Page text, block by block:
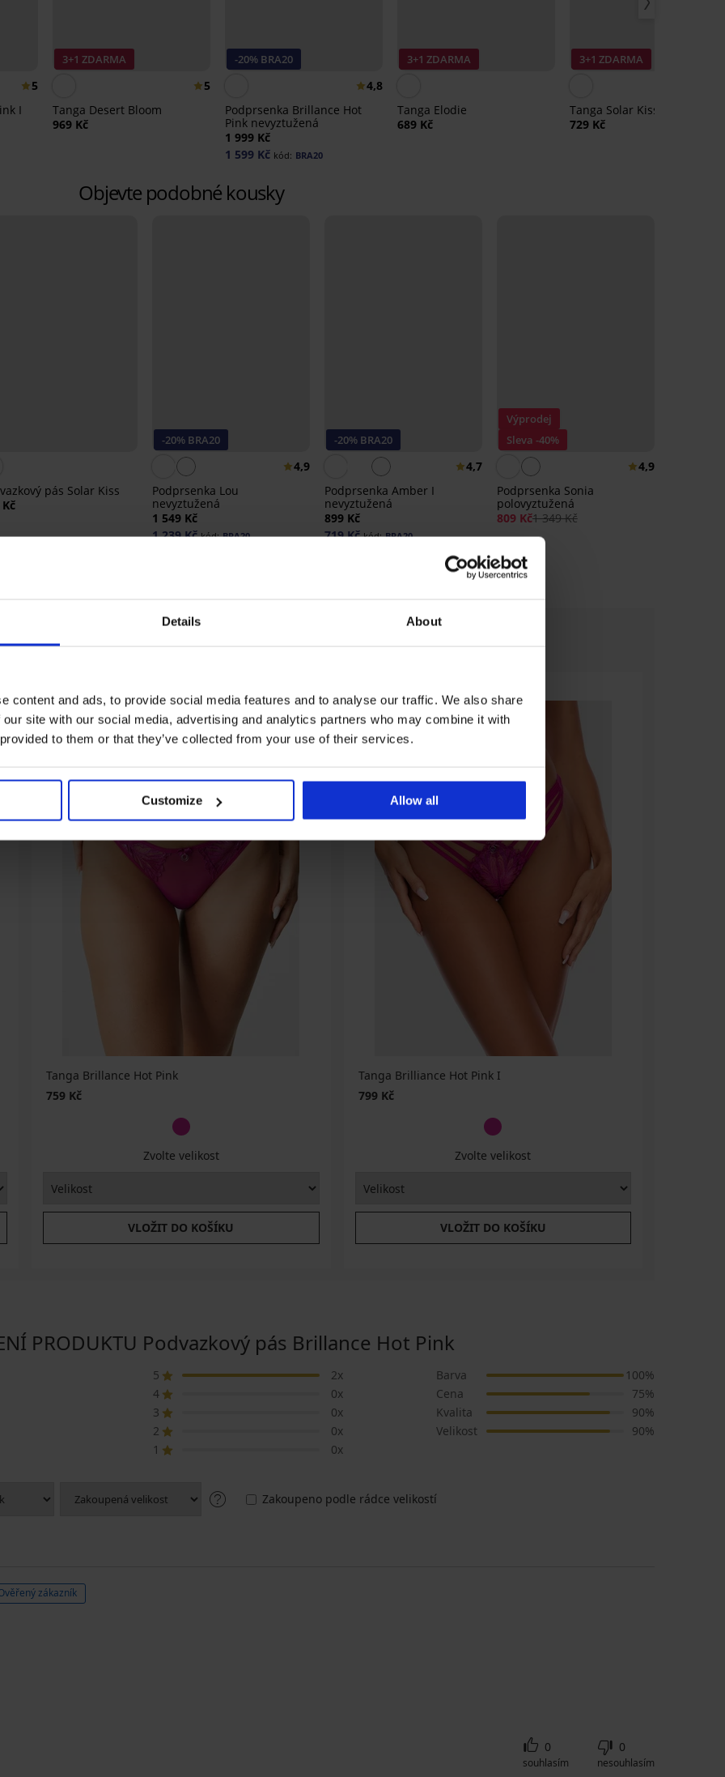
Details About
content and ads, to provide social media features and to analyse our traffic. We also share
site with our social media, advertising and analytics partners who may combine it with
to them or that they’ve collected from your use of their services.
Customize Allow all
5
I
3+1 ZDARMA
5
Tanga Desert Bloom
969 Kč
-20% BRA20
4,8
Podprsenka Brillance Hot
Pink nevyztužená
1 999 Kč
1 599 Kč kód: BRA20
3+1 ZDARMA
Tanga Elodie
689 Kč
3+1 ZDARMA
Tanga Solar Kiss
729 Kč
Objevte podobné kousky
pás Solar Kiss
-20% BRA20
4,9
Podprsenka Lou
nevyztužená
1 549 Kč
1 239 Kč kód: BRA20
-20% BRA20
4,7
Podprsenka Amber I
nevyztužená
899 Kč
719 Kč kód: BRA20
Výprodej
Sleva -40%
4,9
Podprsenka Sonia
polovyztužená
809 Kč1 349 Kč
Ze stejné kolekce
Tanga Brillance Hot Pink
759 Kč
Zvolte velikost
VLOŽIT DO KOŠÍKU
Tanga Brilliance Hot Pink I
799 Kč
Zvolte velikost
VLOŽIT DO KOŠÍKU
PRODUKTU Podvazkový pás Brillance Hot Pink
5
2x
4
0x
3
0x
2
0x
1
0x
Barva
100%
Cena
75%
Kvalita
90%
Velikost
90%
Zakoupeno podle rádce velikostí
zákazník
0
souhlasím
0
nesouhlasím